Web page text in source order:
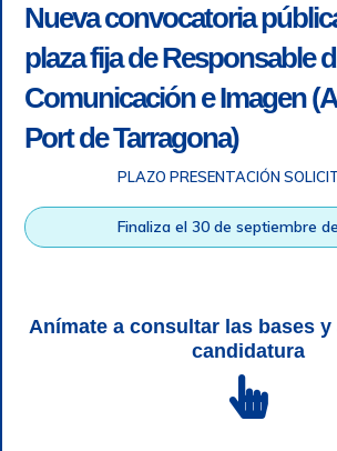
grabación telefónica
| SGSI |
Autoridad Portuaria de Tarragona ©
Nueva convocatoria
plaza fija de Responsable
Comunicación e Imagen
Port de Tarragona)
PLAZO PRESENTACIÓN
Finaliza el 30 de septiembre
Anímate a consultar las bases y
candidatura